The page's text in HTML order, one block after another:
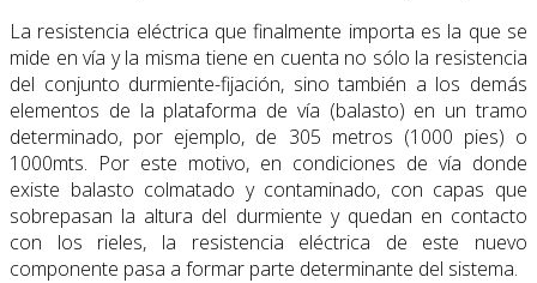
La resistencia eléctrica que finalmente importa es la que se
mide en vía y la misma tiene en cuenta no sólo la resistencia
del conjunto durmiente-fijación, sino también a los demás
elementos de la plataforma de vía (balasto) en un tramo
determinado, por ejemplo, de 305 metros (1000 pies) o
1000mts. Por este motivo, en condiciones de vía donde
existe balasto colmatado y contaminado, con capas que
sobrepasan la altura del durmiente y quedan en contacto
con los rieles, la resistencia eléctrica de este nuevo
componente pasa a formar parte determinante del sistema.